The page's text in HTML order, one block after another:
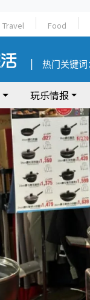
Travel Food
热门关键词
玩乐情报